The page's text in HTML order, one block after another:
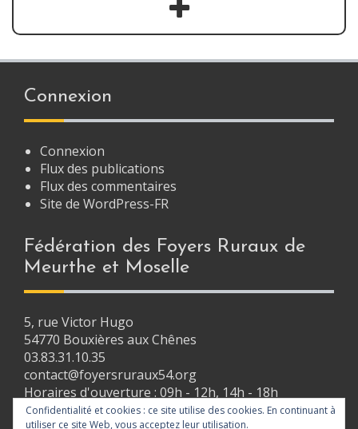
t
s
n
a
g
o
n
Connexion
Connexion
Flux des publications
Flux des commentaires
Site de WordPress-FR
Fédération des Foyers Ruraux de
Meurthe et Moselle
5, rue Victor Hugo
54770 Bouxières aux Chênes
03.83.31.10.35
contact@foyersruraux54.org
Horaires d'ouverture : 09h - 12h, 14h - 18h
Confidentialité et cookies : ce site utilise des cookies. En continuant à
utiliser ce site Web, vous acceptez leur utilisation.